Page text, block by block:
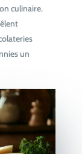
culinaire.
un